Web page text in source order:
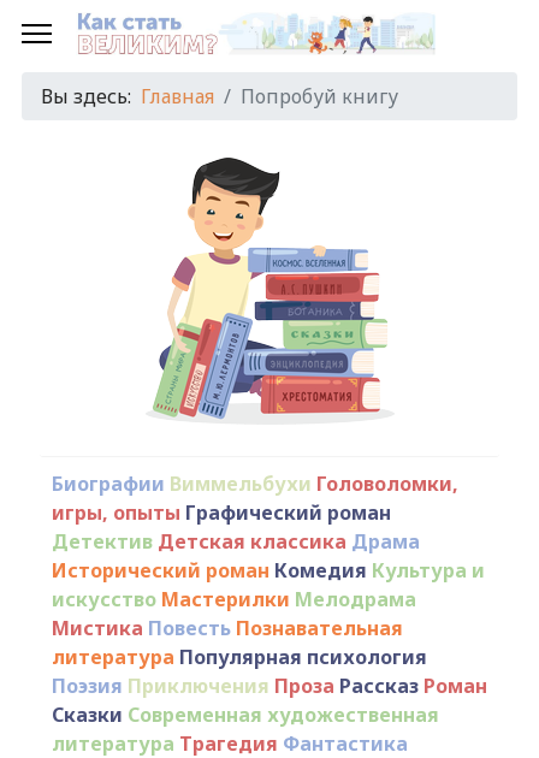
Вы здесь: Главная Попробуй книгу
Биографии Виммельбухи Головоломки,
игры, опыты Графический роман
Детектив Детская классика Драма
Исторический роман Комедия Культура и
искусство Мастерилки Мелодрама
Мистика Повесть Познавательная
литература Популярная психология
Поэзия Приключения Проза Рассказ Роман
Сказки Современная художественная
литература Трагедия Фантастика